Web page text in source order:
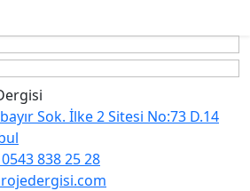
Sok. İlke 2 Sitesi No:73 D.14
838 25 28